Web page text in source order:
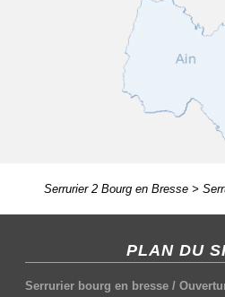
Serrurier 2 Bourg en Bresse>
PLAN DU
Serrurier bourg en bresse /